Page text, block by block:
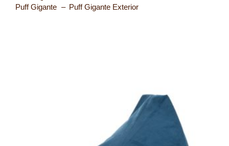
Puff Gigante Puff Gigante Exterior